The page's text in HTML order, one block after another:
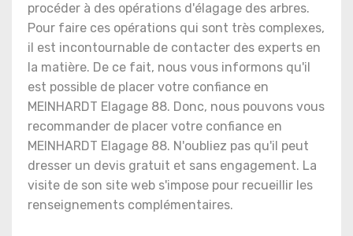
procéder à des opérations d'élagage des arbres.
Pour faire ces opérations qui sont très complexes,
il est incontournable de contacter des experts en
la matière. De ce fait, nous vous informons qu'il
est possible de placer votre confiance en
MEINHARDT Elagage 88. Donc, nous pouvons vous
recommander de placer votre confiance en
MEINHARDT Elagage 88. N'oubliez pas qu'il peut
dresser un devis gratuit et sans engagement. La
visite de son site web s'impose pour recueillir les
renseignements complémentaires.